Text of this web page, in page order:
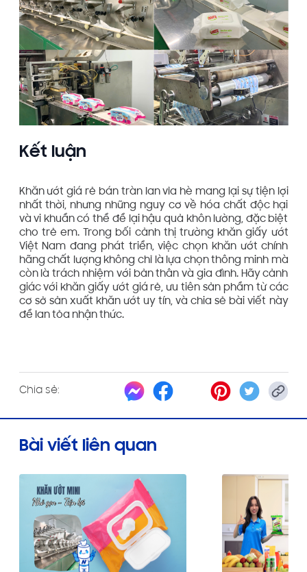
Kết luận
Khăn ướt giá rẻ bán tràn lan vỉa hè mang lại sự tiện lợi
nhất thời, nhưng những nguy cơ về hóa chất độc hại
và vi khuẩn có thể để lại hậu quả khôn lường, đặc biệt
cho trẻ em. Trong bối cảnh thị trường khăn giấy ướt
Việt Nam đang phát triển, việc chọn khăn ướt chính
hãng chất lượng không chỉ là lựa chọn thông minh mà
còn là trách nhiệm với bản thân và gia đình. Hãy cảnh
giác với khăn giấy ướt giá rẻ, ưu tiên sản phẩm từ các
cơ sở sản xuất khăn ướt uy tín, và chia sẻ bài viết này
để lan tỏa nhận thức.
Chia sẻ:
Bài viết liên quan